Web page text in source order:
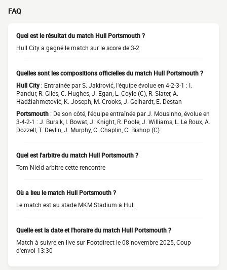
FAQ
Quel est le résultat du match Hull Portsmouth ?
Hull City a gagné le match sur le score de 3-2
Quelles sont les compositions officielles du match Hull Portsmouth ?
Hull City: Entraînée par S. Jakirović, l'équipe évolue en 4-2-3-1 : I.
Pandur, R. Giles, C. Hughes, J. Egan, L. Coyle (C), R. Slater, A.
Hadžiahmetović, K. Joseph, M. Crooks, J. Gelhardt, E. Destan
Portsmouth : De son côté, l'équipe entraînée par J. Mousinho, évolue en
3-4-2-1 : J. Bursik, I. Bowat, J. Knight, R. Poole, J. Williams, L. Le Roux, A.
Dozzell, T. Devlin, J. Murphy, C. Chaplin, C. Bishop (C)
Quel est l'arbitre du match Hull Portsmouth ?
Tom Nield arbitre cette rencontre
Où a lieu le match Hull Portsmouth ?
Le match est au stade MKM Stadium à Hull
Quelle est la date et l'horaire du match Hull Portsmouth ?
Match à suivre en live sur Footdirect le 08 novembre 2025, Coup
d'envoi 13:30